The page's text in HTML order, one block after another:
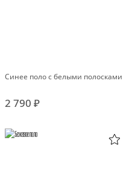
Синее поло с белыми полосками
2 790 ₽